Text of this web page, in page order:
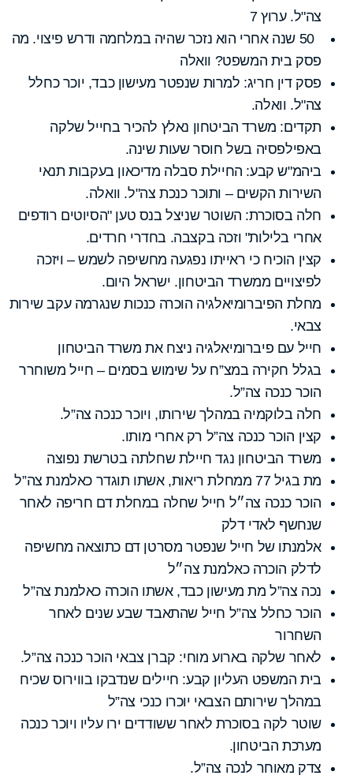
צה"ל. ערוץ 7
50 שנה אחרי הוא נזכר שהיה במלחמה ודרש פיצוי. מה
פסק בית המשפט? וואלה
פסק דין חריג: למרות שנפטר מעישון כבד, יוכר כחלל
צה"ל. וואלה.
תקדים: משרד הביטחון נאלץ להכיר בחייל שלקה
באפילפסיה בשל חוסר שעות שינה.
ביהמ"ש קבע: החיילת סבלה מדיכאון בעקבות תנאי
השירות הקשים – ותוכר כנכת צה"ל. וואלה.
חלה בסוכרת: השוטר שניצל בנס טען "הסיוטים רודפים
אחרי בלילות" וזכה בקצבה. בחדרי חרדים.
קצין הוכיח כי ראייתו נפגעה מחשיפה לשמש – ויזכה
לפיצויים ממשרד הביטחון. ישראל היום.
מחלת הפיברומיאלגיה הוכרה כנכות שנגרמה עקב שירות
צבאי.
חייל עם פיברומיאלגיה ניצח את משרד הביטחון
בגלל חקירה במצ”ח על שימוש בסמים – חייל משוחרר
הוכר כנכה צה”ל.
חלה בלוקמיה במהלך שירותו, ויוכר כנכה צה”ל.
קצין הוכר כנכה צה”ל רק אחרי מותו.
משרד הביטחון נגד חיילת שחלתה בטרשת נפוצה
מת בגיל 77 ממחלת ריאות, אשתו תוגדר כאלמנת צה”ל
הוכר כנכה צה״ל חייל שחלה במחלת דם חריפה לאחר
שנחשף לאדי דלק
אלמנתו של חייל שנפטר מסרטן דם כתוצאה מחשיפה
לדלק הוכרה כאלמנת צה״ל
נכה צה”ל מת מעישון כבד, אשתו הוכרה כאלמנת צה”ל
הוכר כחלל צה”ל חייל שהתאבד שבע שנים לאחר
השחרור
לאחר שלקה בארוע מוחי: קברן צבאי הוכר כנכה צה”ל.
בית המשפט העליון קבע: חיילים שנדבקו בווירוס שכיח
במהלך שירותם הצבאי יוכרו כנכי צה”ל
שוטר לקה בסוכרת לאחר ששודדים ירו עליו ויוכר כנכה
מערכת הביטחון.
צדק מאוחר לנכה צה”ל.